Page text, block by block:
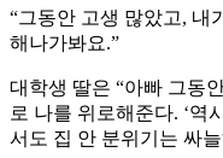
“그동안 고생 많았고, 내
해나가봐요.”
대학생 딸은 “아빠 그동
로 나를 위로해준다. ‘역
서도 집 안 분위기는 싸